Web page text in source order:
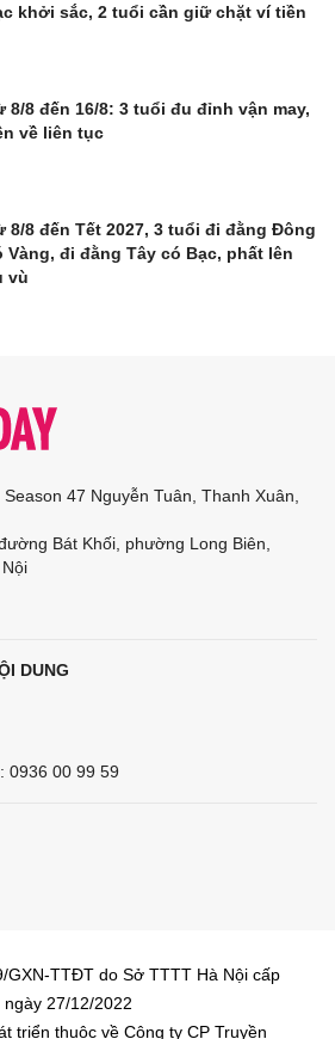
khởi sắc, 2 tuổi cần giữ chặt ví tiền
8/8 đến 16/8: 3 tuổi đu đỉnh vận may,
về liên tục
8/8 đến Tết 2027, 3 tuổi đi đằng Đông
Vàng, đi đằng Tây có Bạc, phất lên
vù
47 Nguyễn Tuân, Thanh Xuân,
Bát Khối, phường Long Biên,
DUNG
0936 00 99 59
GXN-TTĐT do Sở TTTT Hà Nội cấp
ngày 27/12/2022
triển thuộc về Công ty CP Truyền